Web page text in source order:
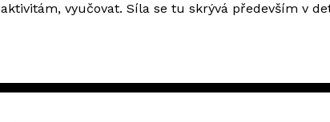
aktivitám, vyučovat. Síla se tu skrývá především v